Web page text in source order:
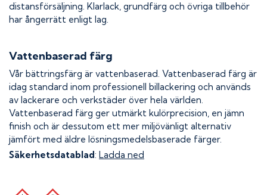
distansförsäljning. Klarlack, grundfärg och övriga tillbehör
har ångerrätt enligt lag.
Vattenbaserad färg
Vår bättringsfärg är vattenbaserad. Vattenbaserad färg är
idag standard inom professionell billackering och används
av lackerare och verkstäder över hela världen.
Vattenbaserad färg ger utmärkt kulörprecision, en jämn
finish och är dessutom ett mer miljövänligt alternativ
jämfört med äldre lösningsmedelsbaserade färger.
Säkerhetsdatablad: Ladda ned